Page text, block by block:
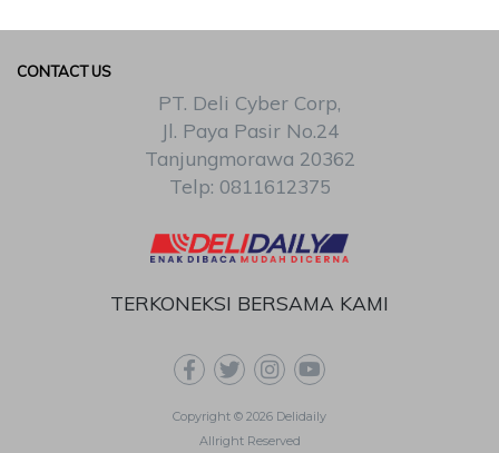
TERKONEKSI BERSAMA KAMI
Copyright © 2026 Delidaily
Allright Reserved
CONTACT US
PT. Deli Cyber Corp,
Jl. Paya Pasir No.24
Tanjungmorawa 20362
Telp: 0811612375